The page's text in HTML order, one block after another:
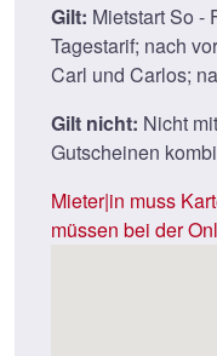
Gilt: Mietstart So -
Tagestarif; nach
Carl und Carlos;
Gilt nicht: Nicht
Gutscheinen
Mieter|in muss
müssen bei der